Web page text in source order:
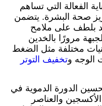
الفعالة التي تساهم
صحة البشرة. يتضمن
بلطف على ملامح
مرورًا بالخدين
مختلفة مثل الضغط
الوجه وتخفيف التوتر
الدورة الدموية في
والعناصر